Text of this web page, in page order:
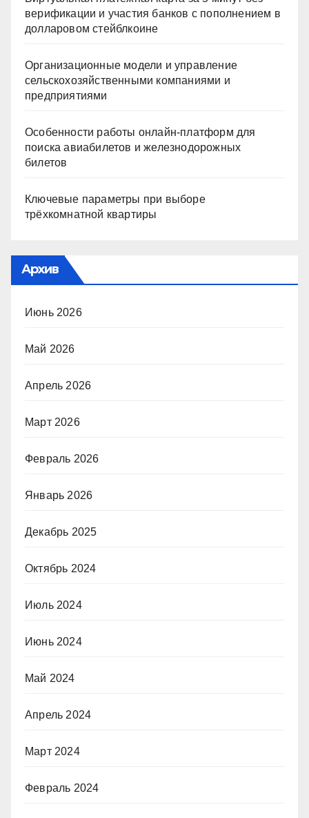
верификации и участия банков с пополнением в
долларовом стейблкоине
Организационные модели и управление
сельскохозяйственными компаниями и
предприятиями
Особенности работы онлайн-платформ для
поиска авиабилетов и железнодорожных
билетов
Ключевые параметры при выборе
трёхкомнатной квартиры
Архив
Июнь 2026
Май 2026
Апрель 2026
Март 2026
Февраль 2026
Январь 2026
Декабрь 2025
Октябрь 2024
Июль 2024
Июнь 2024
Май 2024
Апрель 2024
Март 2024
Февраль 2024